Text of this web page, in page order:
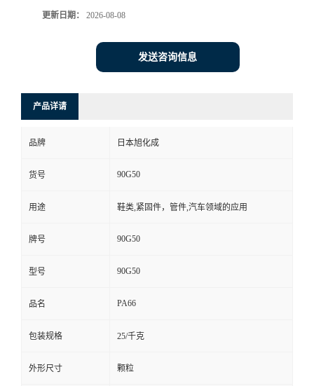
更新日期： 2026-08-08
发送咨询信息
产品详请
品牌 日本旭化成
货号 90G50
用途 鞋类,紧固件，管件,汽车领域的应用
牌号 90G50
型号 90G50
品名 PA66
包装规格 25/千克
外形尺寸 颗粒